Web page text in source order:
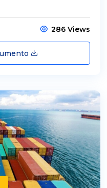
286 Views